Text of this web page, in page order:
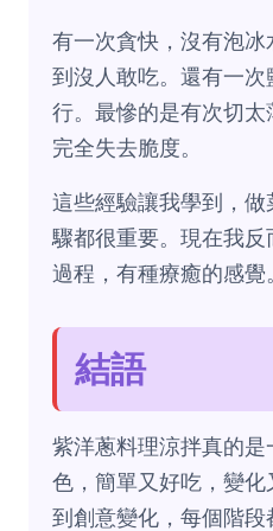
有一次貪快，沒有泡
到沒人敢吃。還有一
行。最慘的是有次切太
完全失去脆度。
這些經驗讓我學到，
驟都很重要。現在我
過程，有種療癒的感覺
結語
紫洋蔥料理涼拌真的
色，簡單又好吃，變
到創意變化，每個階段